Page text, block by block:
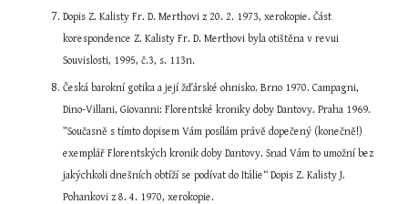
Dopis Z. Kalisty Fr. D. Merthovi z 20. 2. 1973, xerokopie. Část
korespondence Z. Kalisty Fr. D. Merthovi byla otištěna v revui
Souvislosti, 1995, č.3, s. 113n.
Česká barokní gotika a její žďárské ohnisko. Brno 1970. Campagni,
Dino-Villani, Giovanni: Florentské kroniky doby Dantovy. Praha 1969.
”Současně s tímto dopisem Vám posílám právě dopečený (konečně!)
exemplář Florentských kronik doby Dantovy. Snad Vám to umožní bez
jakýchkoli dnešních obtíží se podívat do Itálie“ Dopis Z. Kalisty J.
Pohankovi z 8. 4. 1970, xerokopie.